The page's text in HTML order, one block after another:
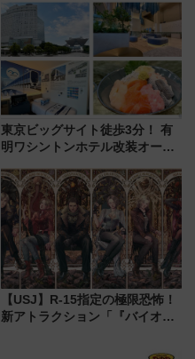
で都心から約1時間半で夏の絶景
東京ビッグサイト徒歩3分！ 有
明ワシントンホテル改装オープ
客室」や海鮮丼が人気の朝食ビ
ュッフェを現地レポ
【USJ】R-15指定の極限恐怖！
新アトラクション「『バイオハ
ブ」今秋登場 ―予測不能の恐